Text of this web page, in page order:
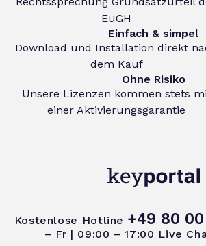
EuGH
Einfach & simpel
Download und Installation direkt
dem Kauf
Ohne Risiko
Unsere Lizenzen kommen stets
einer Aktivierungsgarantie
Kostenlose Hotline +49 80 00
– Fr | 09:00 – 17:00 Live